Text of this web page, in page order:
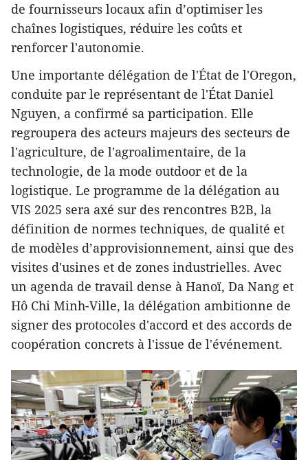
de fournisseurs locaux afin d’optimiser les
chaînes logistiques, réduire les coûts et
renforcer l'autonomie.
Une importante délégation de l'État de l'Oregon,
conduite par le représentant de l'État Daniel
Nguyen, a confirmé sa participation. Elle
regroupera des acteurs majeurs des secteurs de
l'agriculture, de l'agroalimentaire, de la
technologie, de la mode outdoor et de la
logistique. Le programme de la délégation au
VIS 2025 sera axé sur des rencontres B2B, la
définition de normes techniques, de qualité et
de modèles d’approvisionnement, ainsi que des
visites d'usines et de zones industrielles. Avec
un agenda de travail dense à Hanoï, Da Nang et
Hô Chi Minh-Ville, la délégation ambitionne de
signer des protocoles d'accord et des accords de
coopération concrets à l'issue de l'événement.